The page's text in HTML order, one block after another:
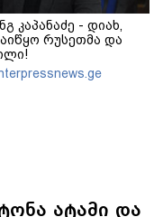
კაპანაძე - დიახ,
რუსეთმა და
ატამი და